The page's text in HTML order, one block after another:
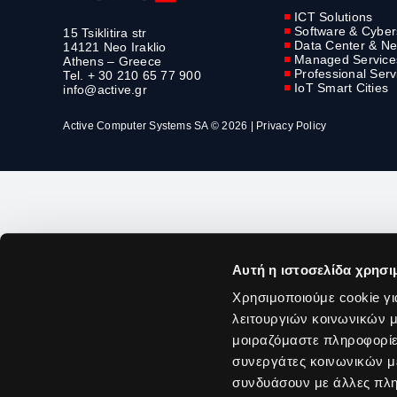
Αυτή η ιστοσελίδα
Χρησιμοποιούμε cookie
λειτουργιών κοινωνικών
μοιραζόμαστε
συνεργάτες κοινωνικών
συνδυάσουν με άλλες
15 Tsiklitira str
14121 Neo Iraklio
Athens – Greece
Tel. + 30 210 65 77 900
info@active.gr
ICT Solutions
Software &
Data Center &
Managed
Professional
IoT Smart Cities
Active Computer Systems SA © 2026 | Privacy Policy